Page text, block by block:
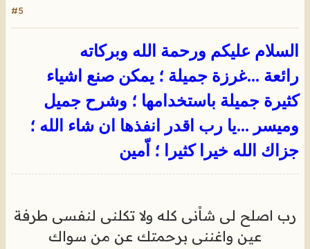
#5
السلام عليكم ورحمة الله وبركاته
رائعة ...غرزة جميلة ؛ يمكن صنع اشياء
كثيرة جميلة باستخدامها ؛ وشرح جميل
وميسر ...يا رب اقدر انفذها ان شاء الله ؛
جزاك الله خيرا كثيرا ؛ اّمين
رب اصلح لى شاْنى كله ولا تكلنى لنفسى طرفة
عين واغننى برحمتك عن من سواك